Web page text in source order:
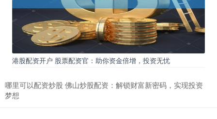
港股配资开户 股票配资官：助你资金倍增，投资无忧
哪里可以配资炒股 佛山炒股配资：解锁财富新密码，实现投资
梦想